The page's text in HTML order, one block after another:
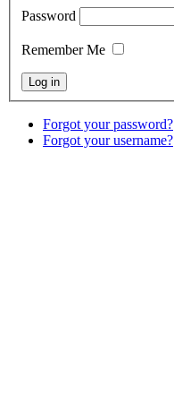
Password
Remember Me
Forgot your password?
Forgot your username?